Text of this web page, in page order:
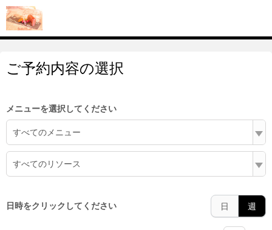
ご予約内容の選択
メニューを選択してください
すべてのメニュー
すべてのリソース
日時をクリックしてください 日 週
5:00
6:00
7:00